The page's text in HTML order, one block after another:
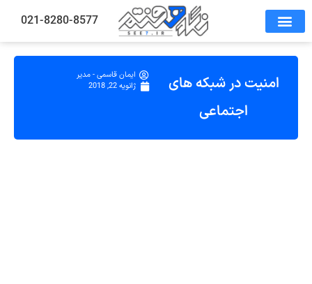
021-8280-8577
امنیت در شبکه های
اجتماعی
ایمان قاسمی - مدیر
ژانویه 22, 2018